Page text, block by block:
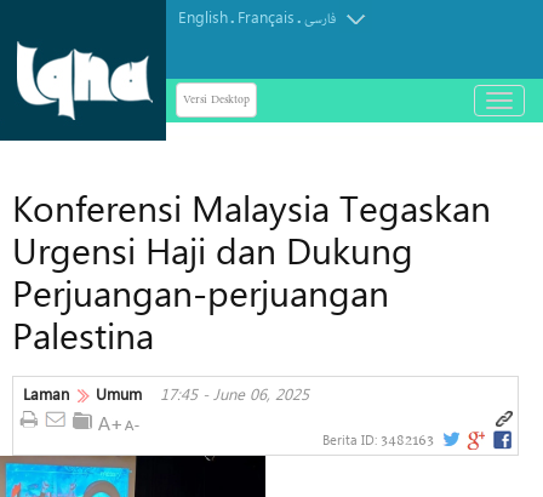
English. Français.فارسی
Versi Desktop
باز
و
Konferensi Malaysia Tegaskan
Urgensi Haji dan Dukung
Perjuangan-perjuangan
Palestina
Laman Umum 17:45 - June 06, 2025
Berita ID: 3482163